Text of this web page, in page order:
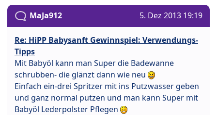
MaJa912 5. Dez 2013 19:19
Re: HiPP Babysanft Gewinnspiel: Verwendungs-
Tipps
Mit Babyöl kann man Super die Badewanne
schrubben- die glänzt dann wie neu
Einfach ein-drei Spritzer mit ins Putzwasser geben
und ganz normal putzen und man kann Super mit
Babyöl Lederpolster Pflegen